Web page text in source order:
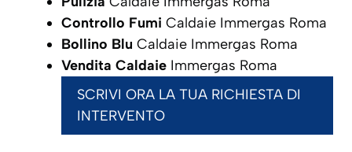
Controllo Fumi Caldaie Immergas Roma
Bollino Blu Caldaie Immergas Roma
Vendita Caldaie Immergas Roma
SCRIVI ORA LA TUA RICHIESTA DI
INTERVENTO